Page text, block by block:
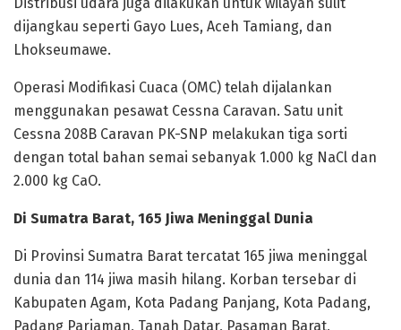
Distribusi udara juga dilakukan untuk wilayah sulit
dijangkau seperti Gayo Lues, Aceh Tamiang, dan
Lhokseumawe.
Operasi Modifikasi Cuaca (OMC) telah dijalankan
menggunakan pesawat Cessna Caravan. Satu unit
Cessna 208B Caravan PK-SNP melakukan tiga sorti
dengan total bahan semai sebanyak 1.000 kg NaCl dan
2.000 kg CaO.
Di Sumatra Barat, 165 Jiwa Meninggal Dunia
Di Provinsi Sumatra Barat tercatat 165 jiwa meninggal
dunia dan 114 jiwa masih hilang. Korban tersebar di
Kabupaten Agam, Kota Padang Panjang, Kota Padang,
Padang Pariaman, Tanah Datar, Pasaman Barat,